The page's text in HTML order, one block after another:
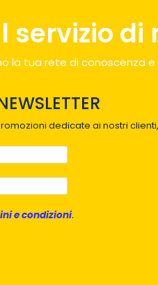
di
la tua rete di conoscenza
dedicate ai nostri
e condizioni.